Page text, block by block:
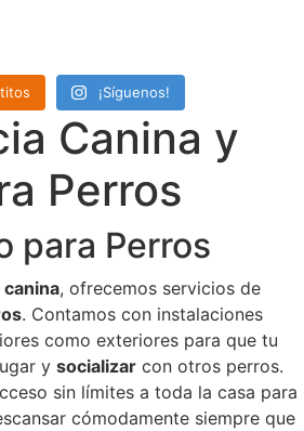
¡Síguenos!
Canina y
Perros
para Perros
, ofrecemos servicios de
. Contamos con instalaciones
como exteriores para que tu
y socializar con otros perros.
sin límites a toda la casa para
cómodamente siempre que